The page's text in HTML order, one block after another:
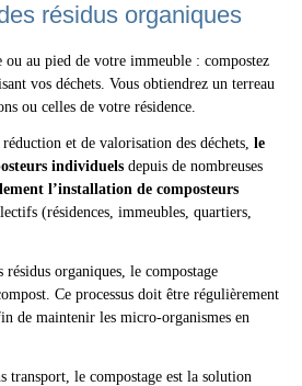
résidus organiques
au pied de votre immeuble : compostez
vos déchets. Vous obtiendrez un terreau
ou celles de votre résidence.
et de valorisation des déchets, le
individuels depuis de nombreuses
l’installation de composteurs
(résidences, immeubles, quartiers,
organiques, le compostage
Ce processus doit être régulièrement
de maintenir les micro-organismes en
transport, le compostage est la solution